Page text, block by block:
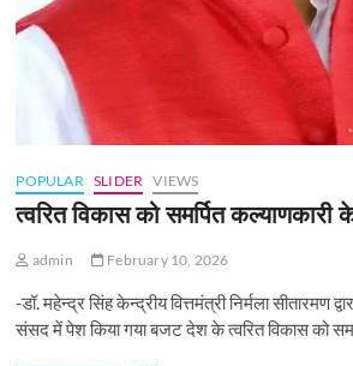
POPULAR SLIDER VIEWS
त्वरित विकास को समर्पित कल्याणकारी
admin February 10, 2026
-डॉ. महेन्द्र सिंह केन्द्रीय वित्तमंत्री निर्मला सीतारमण
संसद में पेश किया गया बजट देश के त्वरित विकास को